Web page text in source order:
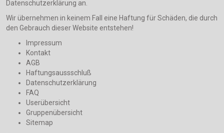
Datenschutzerklärung an.
Wir übernehmen in keinem Fall eine Haftung für Schäden, die durch
den Gebrauch dieser Website entstehen!
Impressum
Kontakt
AGB
Haftungsaussschluß
Datenschutzerklärung
FAQ
Userübersicht
Gruppenübersicht
Sitemap